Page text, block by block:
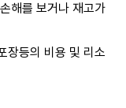
해를 보거나 재고가
장등의 비용 및 리소